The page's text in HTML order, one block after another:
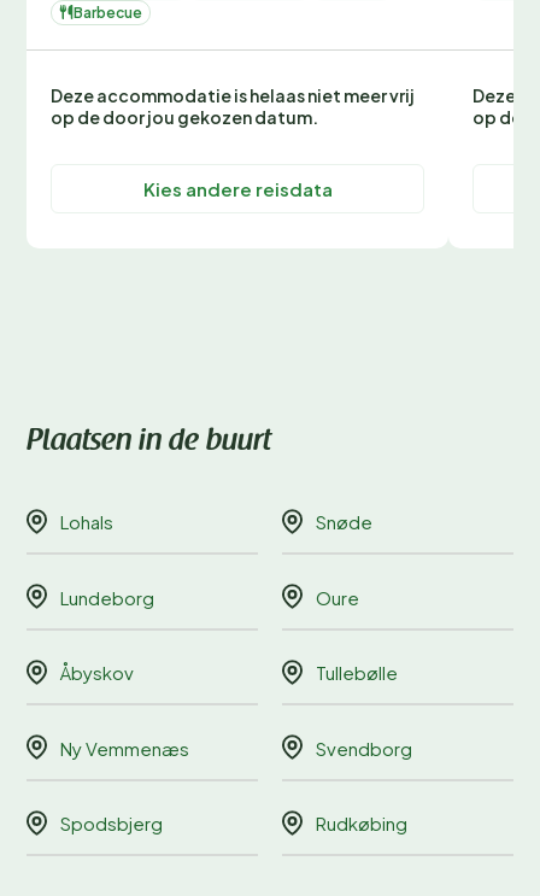
Barbecue
Deze accommodatie is helaas niet meer vrij
op de door jou gekozen datum.
Kies andere reisdata
Deze
op de
Plaatsen in de buurt
Lohals Snøde
Lundeborg Oure
Åbyskov Tullebølle
Ny Vemmenæs Svendborg
Spodsbjerg Rudkøbing